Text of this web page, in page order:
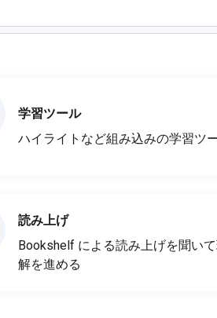
学習ツール
ハイライトなど組み込みの学習ツ
読み上げ
Bookshelf による読み上げを聞い
解を進める